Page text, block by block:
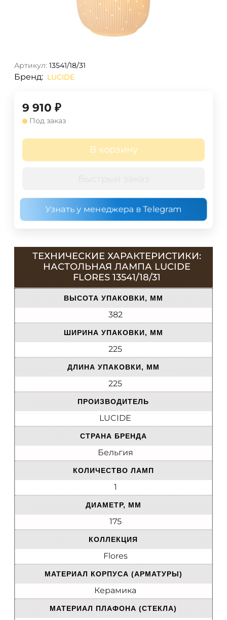
Артикул: 13541/18/31
Бренд: LUCIDE
9 910 ₽
Под заказ
В корзину
Узнать у менеджера в Telegram
ТЕХНИЧЕСКИЕ ХАРАКТЕРИСТИКИ:
НАСТОЛЬНАЯ ЛАМПА LUCIDE
FLORES 13541/18/31
ВЫСОТА УПАКОВКИ, ММ
382
ШИРИНА УПАКОВКИ, ММ
225
ДЛИНА УПАКОВКИ, ММ
225
ПРОИЗВОДИТЕЛЬ
LUCIDE
СТРАНА БРЕНДА
Бельгия
КОЛИЧЕСТВО ЛАМП
1
ДИАМЕТР, ММ
175
КОЛЛЕКЦИЯ
Flores
МАТЕРИАЛ КОРПУСА (АРМАТУРЫ)
Керамика
МАТЕРИАЛ ПЛАФОНА (СТЕКЛА)